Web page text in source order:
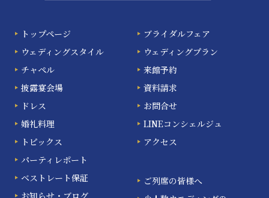
トップページ
ウェディングスタイル
チャペル
披露宴会場
ドレス
婚礼料理
トピックス
パーティレポート
ベストレート保証
ブライダルフェア
ウェディングプラン
来館予約
資料請求
お問合せ
LINEコンシェルジュ
アクセス
ご列席の皆様へ